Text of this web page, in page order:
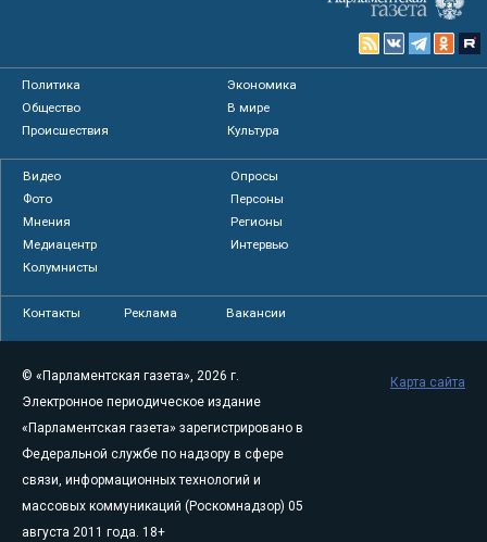
Политика
Экономика
Общество
В мире
Происшествия
Культура
Видео
Опросы
Фото
Персоны
Мнения
Регионы
Медиацентр
Интервью
Колумнисты
Контакты Реклама Вакансии
© «Парламентская газета», 2026 г.
Электронное периодическое издание
«Парламентская газета» зарегистрировано в
Федеральной службе по надзору в сфере
связи, информационных технологий и
массовых коммуникаций (Роскомнадзор) 05
августа 2011 года. 18+
Карта сайта